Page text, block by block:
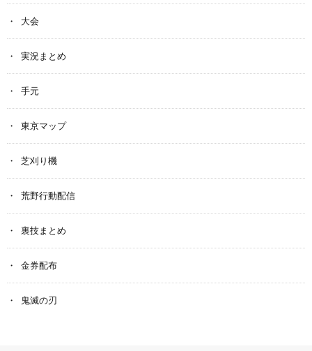
大会
実況まとめ
手元
東京マップ
芝刈り機
荒野行動配信
裏技まとめ
金券配布
鬼滅の刃